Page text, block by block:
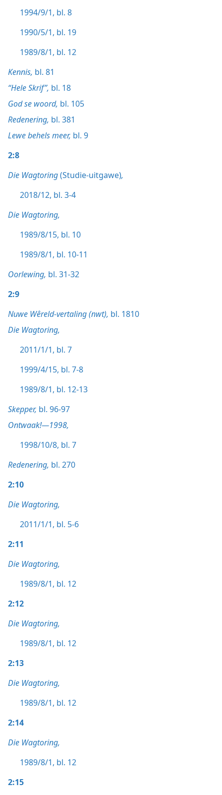
1994/9/1, bl. 8
1990/5/1, bl. 19
1989/8/1, bl. 12
Kennis, bl. 81
“Hele Skrif”, bl. 18
God se woord, bl. 105
Redenering, bl. 381
Lewe behels meer, bl. 9
2:8
Die Wagtoring(Studie-uitgawe),
2018/12, bl. 3-4
Die Wagtoring,
1989/8/15, bl. 10
1989/8/1, bl. 10-11
Oorlewing, bl. 31-32
2:9
Nuwe Wêreld-vertaling (nwt), bl. 1810
Die Wagtoring,
2011/1/1, bl. 7
1999/4/15, bl. 7-8
1989/8/1, bl. 12-13
Skepper, bl. 96-97
Ontwaak!—1998,
1998/10/8, bl. 7
Redenering, bl. 270
2:10
Die Wagtoring,
2011/1/1, bl. 5-6
2:11
Die Wagtoring,
1989/8/1, bl. 12
2:12
Die Wagtoring,
1989/8/1, bl. 12
2:13
Die Wagtoring,
1989/8/1, bl. 12
2:14
Die Wagtoring,
1989/8/1, bl. 12
2:15